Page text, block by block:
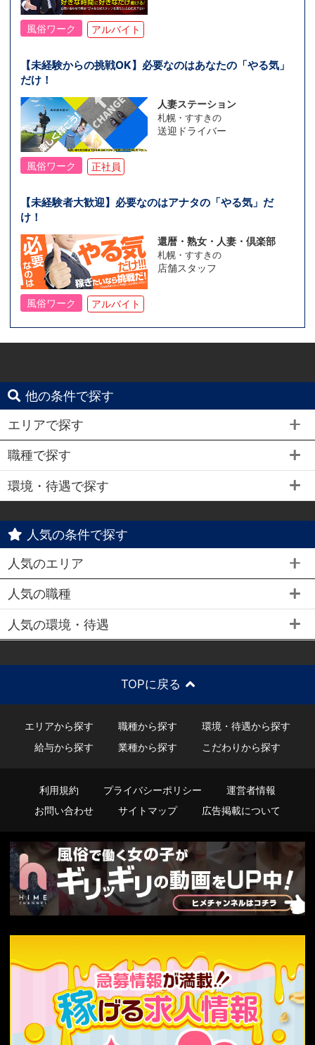
風俗ワーク アルバイト
【未経験からの挑戦OK】必要なのはあなたの「やる気」
だけ！
人妻ステーション
札幌・すすきの
送迎ドライバー
風俗ワーク 正社員
【未経験者大歓迎】必要なのはアナタの「やる気」だ
け！
還暦・熟女・人妻・倶楽部
札幌・すすきの
店舗スタッフ
風俗ワーク アルバイト
他の条件で探す
エリアで探す
職種で探す
環境・待遇で探す
人気の条件で探す
人気のエリア
人気の職種
人気の環境・待遇
TOPに戻る
エリアから探す 職種から探す
環境・待遇から探す
給与から探す
業種から探す こだわりから探す
利用規約 プライバシーポリシー
運営者情報
お問い合わせ
サイトマップ 広告掲載について